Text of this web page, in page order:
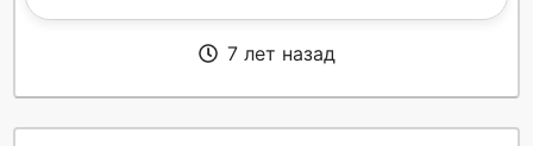
7 лет назад